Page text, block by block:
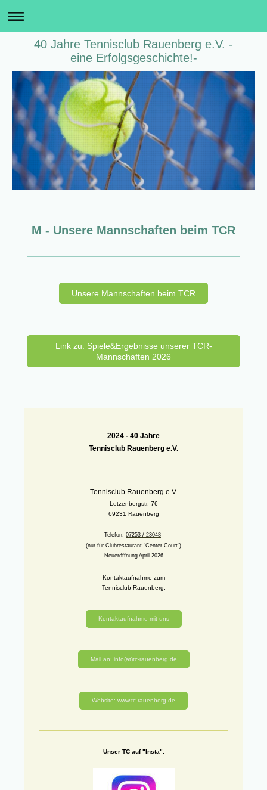
40 Jahre Tennisclub Rauenberg e.V. -
eine Erfolgsgeschichte!-
M - Unsere Mannschaften beim TCR
Unsere Mannschaften beim TCR
Link zu: Spiele&Ergebnisse unserer TCR-
Mannschaften 2026
2024 - 40 Jahre
Tennisclub Rauenberg e.V.
Tennisclub Rauenberg e.V.
Letzenbergstr. 76
69231 Rauenberg
Telefon: 07253 / 23048
(nur für Clubrestaurant "Center Court")
- Neueröffnung April 2026 -
Kontaktaufnahme zum
Tennisclub Rauenberg:
Kontaktaufnahme mit uns
Mail an: info(at)tc-rauenberg.de
Website: www.tc-rauenberg.de
Unser TC auf "Insta":